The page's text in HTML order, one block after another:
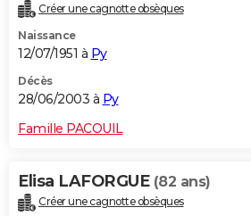
Créer une cagnotte obsèques
Naissance
12/07/1951 à Py
Décès
28/06/2003 à Py
Famille PACOUIL
Elisa LAFORGUE (82 ans)
Créer une cagnotte obsèques